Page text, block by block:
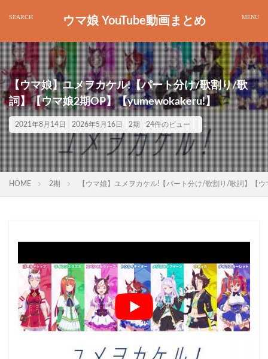
ウマ娘 YouTube動画まとめ
【ウマ娘】ユメヲカケル!【パート分け/歌割り/歌
詞】【ウマ娘2期OP】【yumewokakeru!】
2021年8月14日 2026年5月16日 2期 24件のビュー
HOME 2期 【ウマ娘】ユメヲカケル!【パート分け/歌割り/歌詞】【